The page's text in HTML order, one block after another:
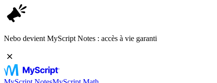
Nebo devient MyScript Notes : accès à vie garanti